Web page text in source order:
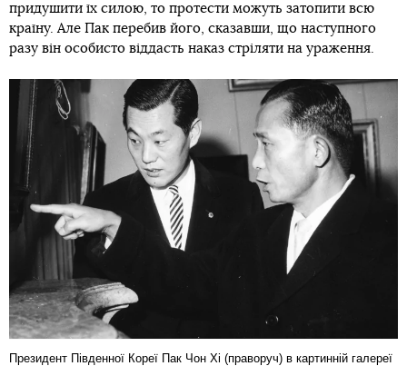
придушити їх силою, то протести можуть затопити всю
країну. Але Пак перебив його, сказавши, що наступного
разу він особисто віддасть наказ стріляти на ураження.
Президент Південної Кореї Пак Чон Хі (праворуч) в картинній галереї